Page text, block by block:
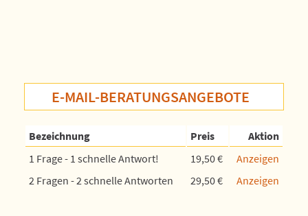
E-MAIL-BERATUNGSANGEBOTE
Bezeichnung Preis
Aktion
1 Frage - 1 schnelle Antwort!
19,50 €
Anzeigen
2 Fragen - 2 schnelle Antworten
29,50 € Anzeigen